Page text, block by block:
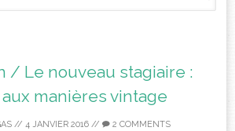
to
/ Le nouveau stagiaire :
manières vintage
// 4 JANVIER 2016// 2 COMMENTS